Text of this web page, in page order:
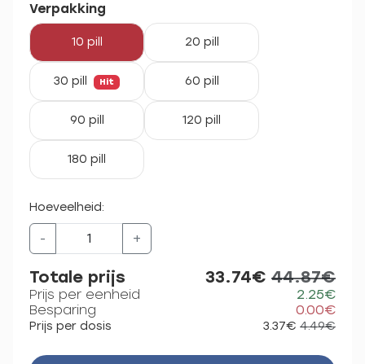
Verpakking
10 pill 20 pill
30 pill Hit 60 pill
90 pill 120 pill
180 pill
Hoeveelheid:
- +
Totale prijs 33.74€ 44.87€
Prijs per eenheid
2.25€
Besparing
0.00€
Prijs per dosis 3.37€ 4.49€